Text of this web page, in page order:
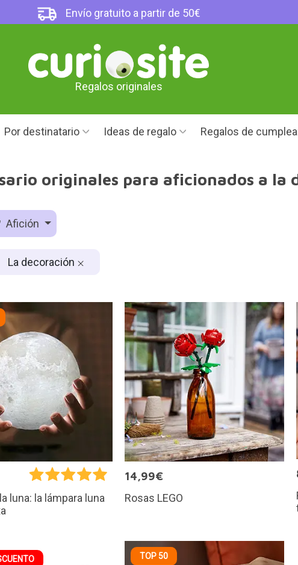
Envío gratuito a partir de 50€
Regalos originales
Por destinatario Ideas de regalo Regalos de
originales para aficionados a la
Afición
La decoración
luna: la lámpara luna
14,99€
Rosas LEGO
TOP 50